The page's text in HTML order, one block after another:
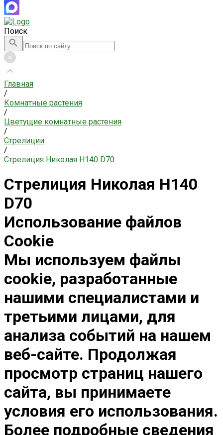
Поиск
Главная
/
Комнатные растения
/
Цветущие комнатные растения
/
Стрелиции
/
Стрелиция Николая H140 D70
Стрелиция Николая H140
D70
Использование файлов
Cookie
Мы используем файлы
cookie, разработанные
нашими специалистами и
третьими лицами, для
анализа событий на нашем
веб-сайте. Продолжая
просмотр страниц нашего
сайта, вы принимаете
условия его использования.
Более подробные сведения